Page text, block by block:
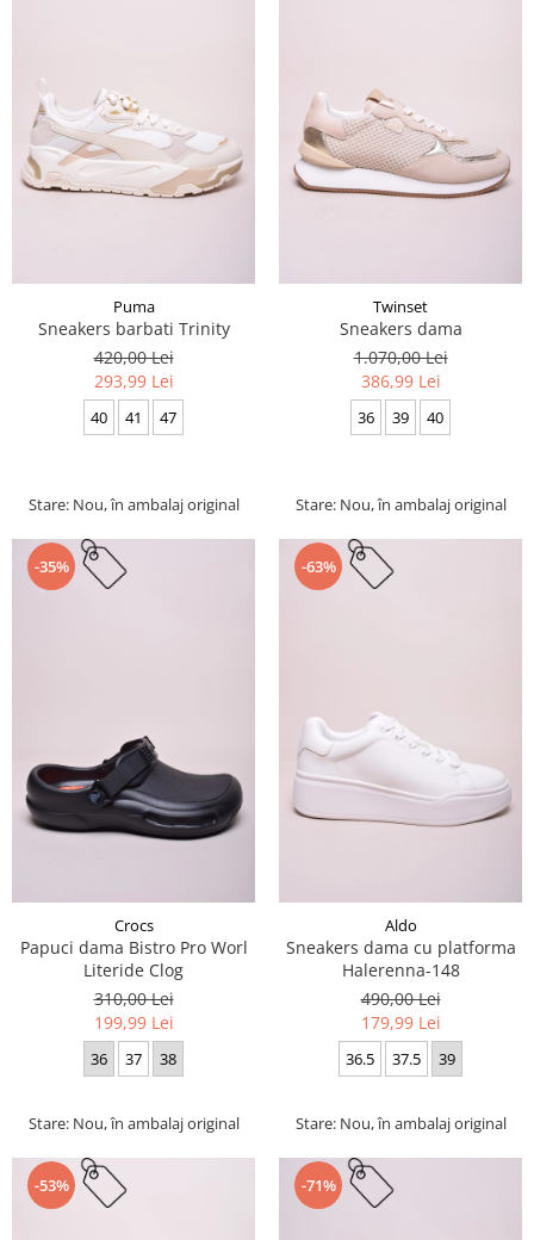
Puma
Sneakers barbati Trinity
420,00 Lei
293,99 Lei
40 41 47
Stare: Nou, în ambalaj original
Twinset
Sneakers dama
1.070,00 Lei
386,99 Lei
36 39 40
Stare: Nou, în ambalaj original
-35%
Crocs
Papuci dama Bistro Pro Worl
Literide Clog
310,00 Lei
199,99 Lei
36 37 38
Stare: Nou, în ambalaj original
-63%
Aldo
Sneakers dama cu platforma
Halerenna-148
490,00 Lei
179,99 Lei
36.5 37.5 39
Stare: Nou, în ambalaj original
-53% -71%